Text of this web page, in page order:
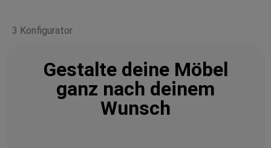
3 Konfigurator
Gestalte deine Möbel
ganz nach deinem
Wunsch